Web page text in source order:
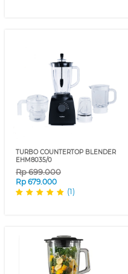
TURBO COUNTERTOP BLENDER
EHM8035/0
Rp699.000
Rp 679.000
(1)